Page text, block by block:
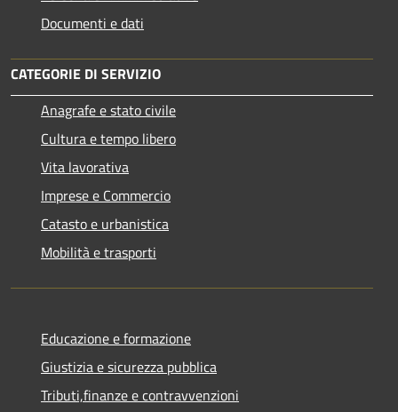
Documenti e dati
CATEGORIE DI SERVIZIO
Anagrafe e stato civile
Cultura e tempo libero
Vita lavorativa
Imprese e Commercio
Catasto e urbanistica
Mobilità e trasporti
Educazione e formazione
Giustizia e sicurezza pubblica
Tributi,finanze e contravvenzioni